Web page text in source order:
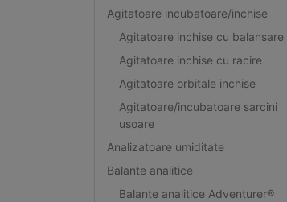
Agitatoare incubatoare/inchise
Agitatoare inchise cu balansare
Agitatoare inchise cu racire
Agitatoare orbitale inchise
Agitatoare/incubatoare sarcini
usoare
Analizatoare umiditate
Balante analitice
Balante analitice Adventurer®